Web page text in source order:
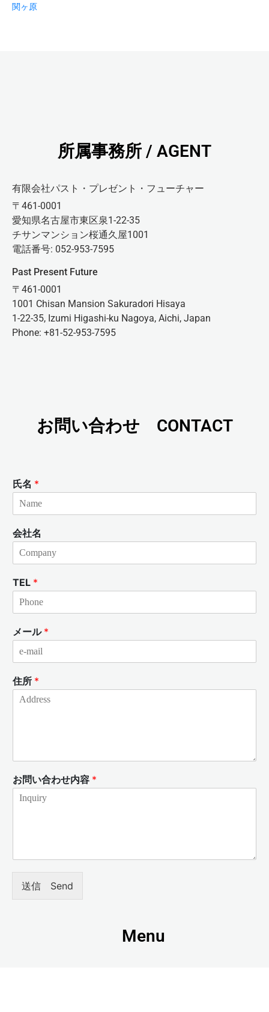
関ヶ原
所属事務所 / AGENT
有限会社パスト・プレゼント・フューチャー
〒461-0001
愛知県名古屋市東区泉1-22-35
チサンマンション桜通久屋1001
電話番号: 052-953-7595
Past Present Future
〒461-0001
1001 Chisan Mansion Sakuradori Hisaya
1-22-35, Izumi Higashi-ku Nagoya, Aichi, Japan
Phone: +81-52-953-7595
お問い合わせ CONTACT
氏名 *
会社名
TEL *
メール *
住所 *
お問い合わせ内容 *
送信 Send
Menu